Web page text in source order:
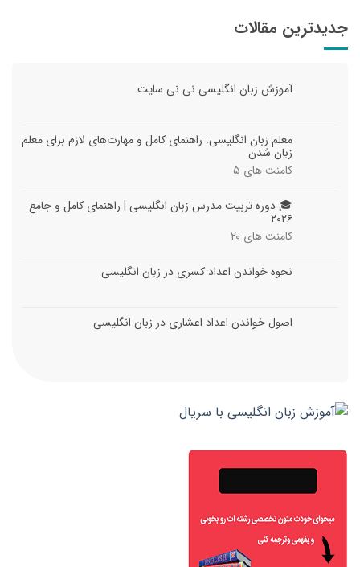
جدیدترین مقالات
آموزش زبان انگلیسی نی نی سایت
معلم زبان انگلیسی: راهنمای کامل و مهارت‌های لازم برای معلم
زبان شدن
کامنت های ۵
🎓 دوره تربیت مدرس زبان انگلیسی | راهنمای کامل و جامع
۲۰۲۶
کامنت های ۲۰
نحوه خواندن اعداد کسری در زبان انگلیسی
اصول خواندن اعداد اعشاری در زبان انگلیسی